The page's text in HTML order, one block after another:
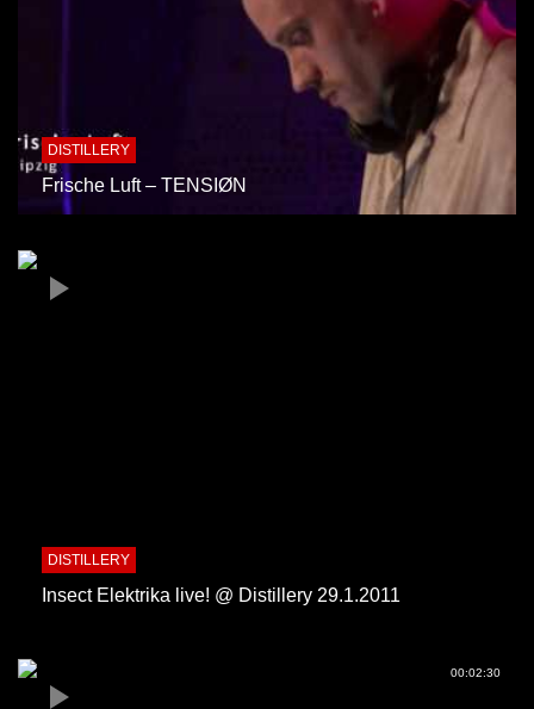
DISTILLERY
Frische Luft – TENSIØN
DISTILLERY
Insect Elektrika live! @ Distillery 29.1.2011
00:02:30